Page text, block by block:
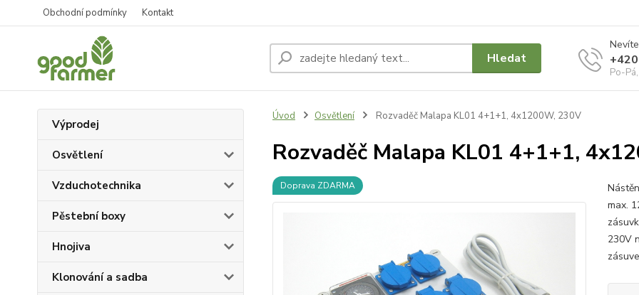
Obchodní podmínky Kontakt
Hledat
Po-
Výprodej
Osvětlení
Vzduchotechnika
Pěstební boxy
Hnojiva
Klonování a sadba
Úvod Osvětlení Rozvaděč Malapa KL01 4+1+1, 4x1200W, 230V
Rozvaděč Malapa KL01 4+1+1,
Doprava ZDARMA
max.
230V